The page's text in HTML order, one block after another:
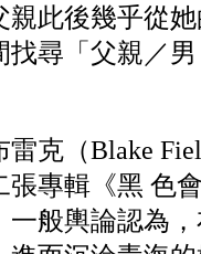
親此後幾乎從
找尋「父親／
克（Blake
張專輯《黑 色
一般輿論認為